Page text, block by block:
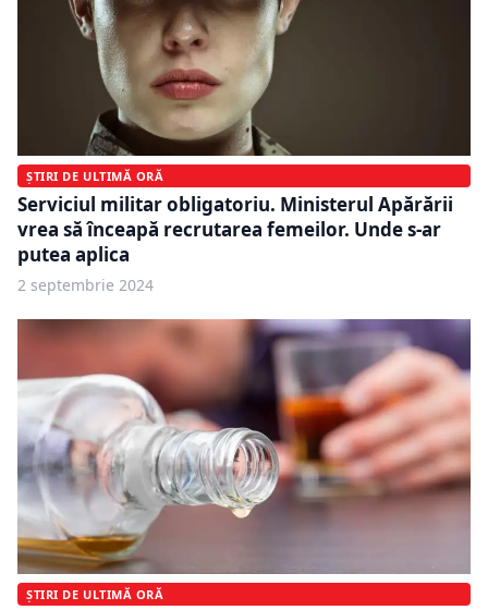
ȘTIRI DE ULTIMĂ ORĂ
Serviciul militar obligatoriu. Ministerul Apărării
vrea să înceapă recrutarea femeilor. Unde s-ar
putea aplica
2 septembrie 2024
ȘTIRI DE ULTIMĂ ORĂ